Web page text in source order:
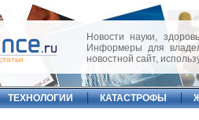
Новости науки,
Информеры для
новостной сайт,
ТЕХНОЛОГИИ КАТАСТРОФЫ